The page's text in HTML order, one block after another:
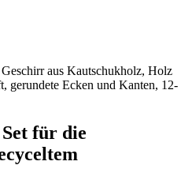
aus Kautschukholz, Holz
gerundete Ecken und Kanten, 12-
für die